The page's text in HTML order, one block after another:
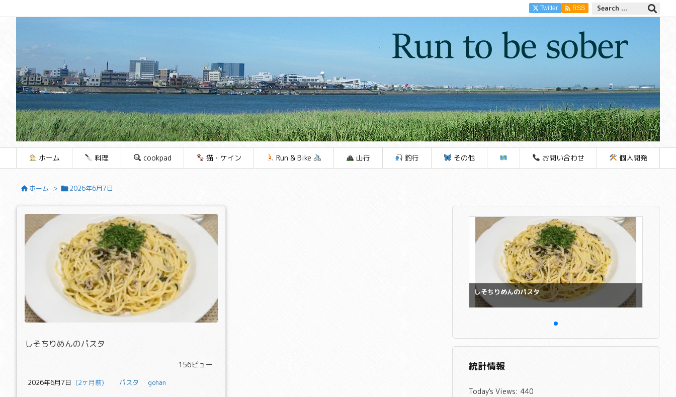
ホーム 料理 cookpad 猫・ケイン Run & Bike 山行 釣行 その他 お問い合わせ 個人開発
Twitter  RSS
 ホーム > 2026年6月7日
しそちりめんのパスタ
156ビュー
2026年6月7日
  (2ヶ月前)
パスタ gohan
しそちりめんのパスタ しそちりめんのパスタ
統計情報
Today's Views: 440